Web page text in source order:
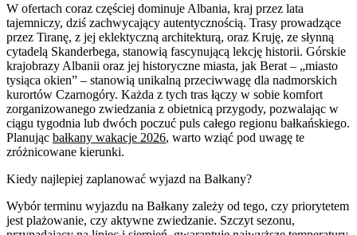
W ofertach coraz częściej dominuje Albania, kraj przez lata
tajemniczy, dziś zachwycający autentycznością. Trasy prowadzące
przez Tiranę, z jej eklektyczną architekturą, oraz Kruję, ze słynną
cytadelą Skanderbega, stanowią fascynującą lekcję historii. Górskie
krajobrazy Albanii oraz jej historyczne miasta, jak Berat – „miasto
tysiąca okien” – stanowią unikalną przeciwwagę dla nadmorskich
kurortów Czarnogóry. Każda z tych tras łączy w sobie komfort
zorganizowanego zwiedzania z obietnicą przygody, pozwalając w
ciągu tygodnia lub dwóch poczuć puls całego regionu bałkańskiego.
Planując bałkany wakacje 2026, warto wziąć pod uwagę te
zróżnicowane kierunki.
Kiedy najlepiej zaplanować wyjazd na Bałkany?
Wybór terminu wyjazdu na Bałkany zależy od tego, czy priorytetem
jest plażowanie, czy aktywne zwiedzanie. Szczyt sezonu,